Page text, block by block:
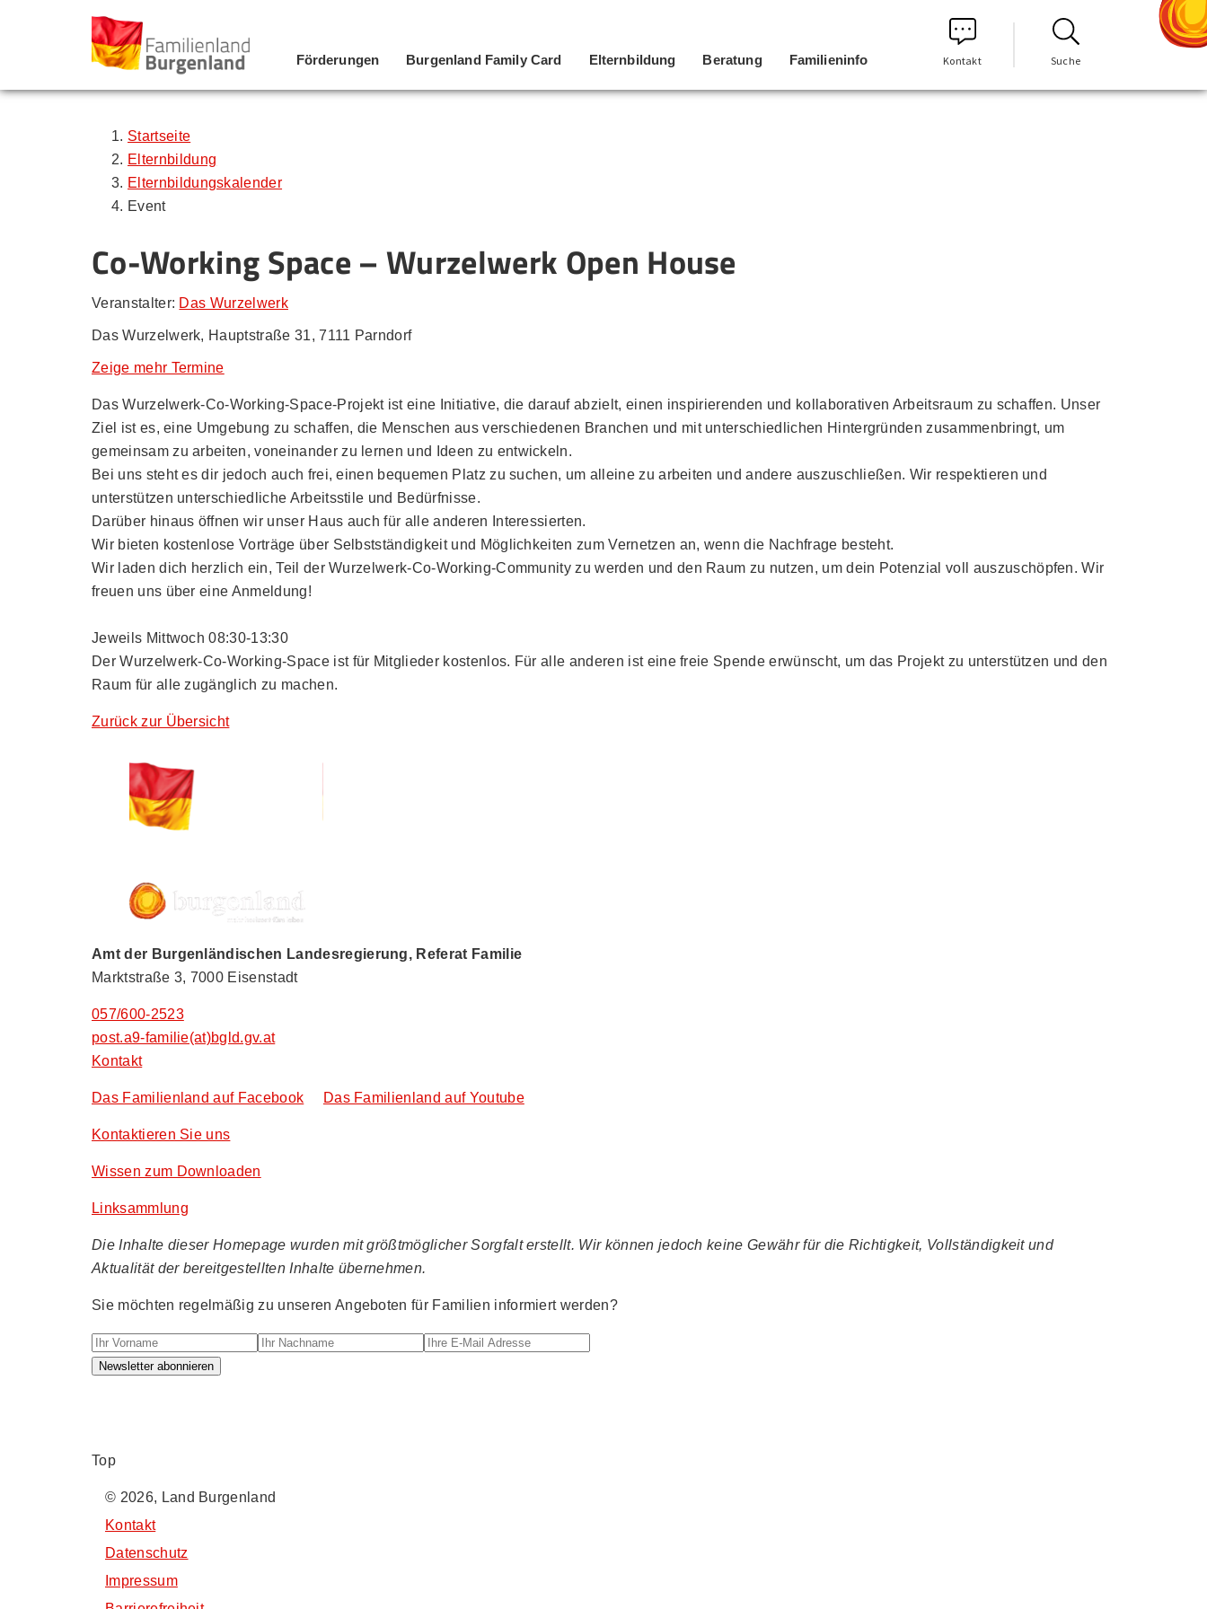
Zum Inhalt
Zum Menü
Förderungen Burgenland Family Card Elternbildung Beratung Familieninfo Kontakt Suche
Startseite
Elternbildung
Elternbildungskalender
Event
Co-Working Space – Wurzelwerk Open House
Veranstalter: Das Wurzelwerk
Das Wurzelwerk, Hauptstraße 31, 7111 Parndorf
Zeige mehr Termine
Das Wurzelwerk-Co-Working-Space-Projekt ist eine Initiative, die darauf abzielt, einen inspirierenden und kollaborativen Arbeitsraum zu schaffen. Unser
Ziel ist es, eine Umgebung zu schaffen, die Menschen aus verschiedenen Branchen und mit unterschiedlichen Hintergründen zusammenbringt, um
gemeinsam zu arbeiten, voneinander zu lernen und Ideen zu entwickeln.
Bei uns steht es dir jedoch auch frei, einen bequemen Platz zu suchen, um alleine zu arbeiten und andere auszuschließen. Wir respektieren und
unterstützen unterschiedliche Arbeitsstile und Bedürfnisse.
Darüber hinaus öffnen wir unser Haus auch für alle anderen Interessierten.
Wir bieten kostenlose Vorträge über Selbstständigkeit und Möglichkeiten zum Vernetzen an, wenn die Nachfrage besteht.
Wir laden dich herzlich ein, Teil der Wurzelwerk-Co-Working-Community zu werden und den Raum zu nutzen, um dein Potenzial voll auszuschöpfen. Wir
freuen uns über eine Anmeldung!
Jeweils Mittwoch 08:30-13:30
Der Wurzelwerk-Co-Working-Space ist für Mitglieder kostenlos. Für alle anderen ist eine freie Spende erwünscht, um das Projekt zu unterstützen und den
Raum für alle zugänglich zu machen.
Zurück zur Übersicht
Amt der Burgenländischen Landesregierung, Referat Familie
Marktstraße 3, 7000 Eisenstadt
057/600-2523
post.a9-familie(at)bgld.gv.at
Kontakt
Das Familienland auf Facebook Das Familienland auf Youtube
Kontaktieren Sie uns
Wissen zum Downloaden
Linksammlung
Die Inhalte dieser Homepage wurden mit größtmöglicher Sorgfalt erstellt. Wir können jedoch keine Gewähr für die Richtigkeit, Vollständigkeit und
Aktualität der bereitgestellten Inhalte übernehmen.
Sie möchten regelmäßig zu unseren Angeboten für Familien informiert werden?
Ihr Vorname Ihr Nachname Ihre E-Mail Adresse
Newsletter abonnieren
Top
© 2026, Land Burgenland
Kontakt
Datenschutz
Impressum